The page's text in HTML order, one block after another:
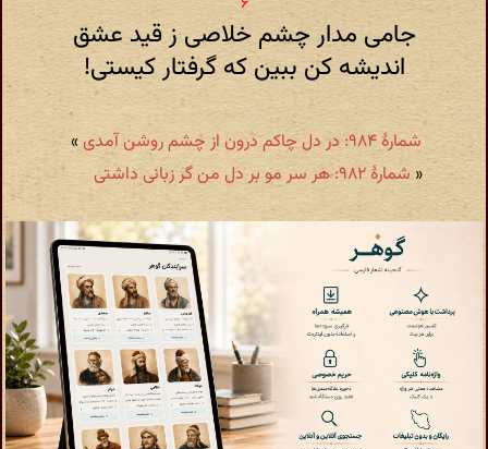
جامی مدار چشم خلاصی ز قید عشق
اندیشه کن ببین که گرفتار کیستی!
شمارهٔ ۹۸۴: در دل چاکم درون از چشم روشن آمدی
»
« شمارهٔ ۹۸۲: هر سر مو بر دل من گر زبانی داشتی